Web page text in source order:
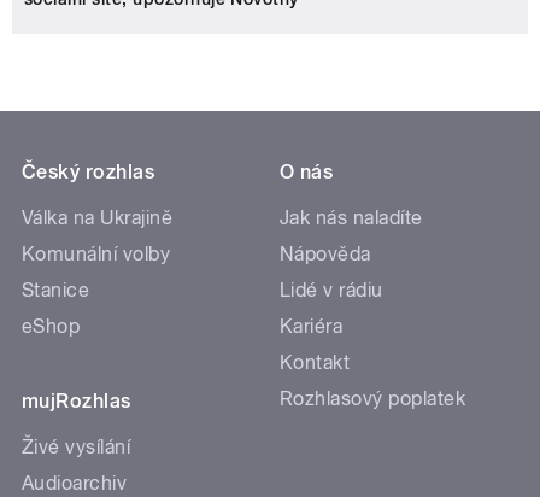
Český rozhlas
Válka na Ukrajině
Komunální volby
Stanice
eShop
mujRozhlas
Živé vysílání
Audioarchiv
O nás
Jak nás naladíte
Nápověda
Lidé v rádiu
Kariéra
Kontakt
Rozhlasový poplatek